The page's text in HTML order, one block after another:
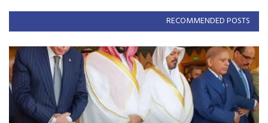
RECOMMENDED POSTS